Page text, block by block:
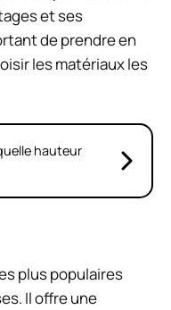
et ses
de prendre en
les matériaux les
hauteur
plus populaires
Il offre une